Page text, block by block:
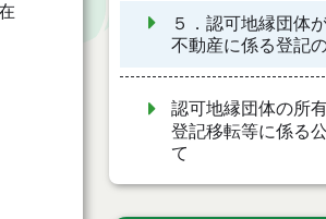
５．認可地縁団体
不動産に係る登記
認可地縁団体の所
登記移転等に係る
て